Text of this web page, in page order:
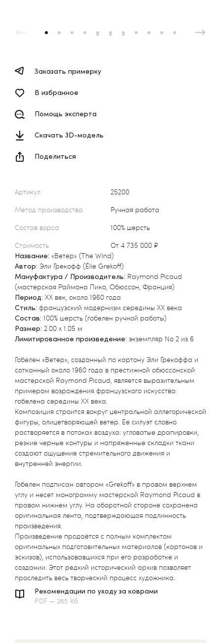
Артикул
25200
Метод производства
Ручная работа
Состав ворса
100% шерсть
Стоимость
от 4 735 000 ₽
Название: «Ветер» (The Wind)
Автор: Эли Грекофф (Élie Grekoff)
Мануфактура / Производитель: Raymond Picaud
(мастерская Раймона Пико, Обюссон, Франция)
Период: XX век, около 1960 года
Стиль: французский модернизм середины XX века
Состав: 100% шерсть (гобелен ручной работы)
Размер: 2.00 х 1.05 м
Лимитированное произведение: экземпляр No 2 из 6
Гобелен «Ветер», созданный по картону Эли Грекоффа и
сотканный около 1960 года в престижной обюссонской
мастерской Raymond Picaud, является выразительным
примером возрождения французского искусства
гобелена середины XX века.
Композиция строится вокруг центральной аллегорической
фигуры, олицетворяющей ветер. Ее силуэт словно
растворяется в потоках воздуха: угловатые драпировки,
резкие черные контуры и напряженные складки ткани
создают ощущение стремительного движения и
внутренней энергии.
Гобелен подписан автором «Grekoff» в правом верхнем
углу и несет монограмму мастерской Raymond Picaud в
правом нижнем углу. На оборотной стороне сохранена
оригинальная лента, подтверждающая подлинность
произведения.
Произведение продаётся с полным комплектом
оригинальных подготовительных материалов (картонов и
эскизов), использовавшихся при его разработке и
создании. Этот редкий исторический архив позволяет
проследить весь творческий процесс художника.
Рекомендации по уходу за коврами
PDF — 265 Кб
Заказать примерку
В избранное
Помощь эксперта
Скачать 3D-модель
Поделиться